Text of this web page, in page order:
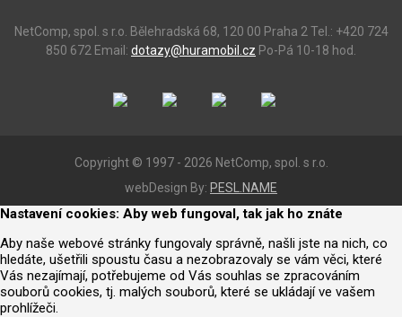
NetComp, spol. s r.o. Bělehradská 68, 120 00 Praha 2 Tel.: +420 724
850 672 Email: dotazy@huramobil.cz Po-Pá 10-18 hod.
Copyright © 1997 - 2026 NetComp, spol. s r.o.
webDesign By: PESL.NAME
Nastavení cookies: Aby web fungoval, tak jak ho znáte
Aby naše webové stránky fungovaly správně, našli jste na nich, co
hledáte, ušetřili spoustu času a nezobrazovaly se vám věci, které
Vás nezajímají, potřebujeme od Vás souhlas se zpracováním
souborů cookies, tj. malých souborů, které se ukládají ve vašem
prohlížeči.